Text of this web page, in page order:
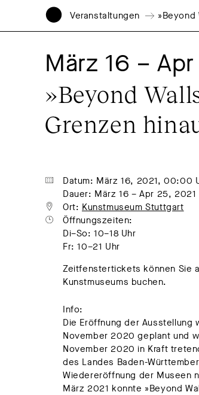
Veranstaltungen »Beyond
März 16 –
»Beyond
Grenzen
Datum: März 16, 2021, 00:00
Dauer: März 16 – Apr 25, 2021
Ort: Kunstmuseum Stuttgart
Öffnungszeiten:
Di–So: 10–18 Uhr
Fr: 10–21 Uhr
Zeitfenstertickets können Sie
Kunstmuseums buchen.
Info:
Die Eröffnung der Ausstellung
November 2020 geplant und
November 2020 in Kraft
des Landes Baden-
Wiedereröffnung der Museen
März 2021 konnte »Beyond